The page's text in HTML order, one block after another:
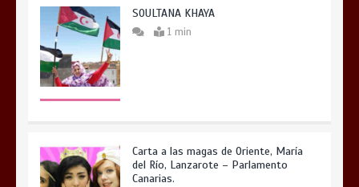
SOULTANA KHAYA
1 min
Carta a las magas de Oriente, María
del Río, Lanzarote – Parlamento
Canarias.